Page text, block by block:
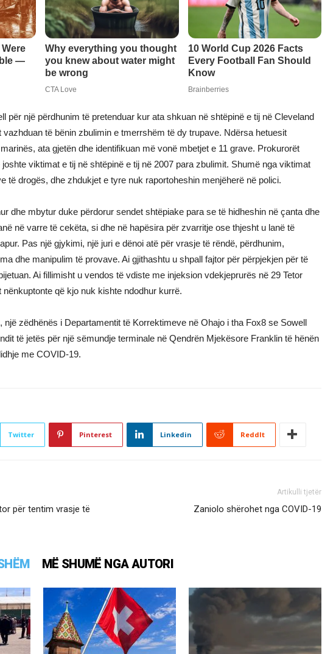
për një përdhunim të pretenduar kur ata shkuan në shtëpinë e tij në Cleveland
vazhduan të bënin zbulimin e tmerrshëm të dy trupave. Ndërsa hetuesit
ata gjetën dhe identifikuan më vonë mbetjet e 11 grave. Prokurorët
viktimat e tij në shtëpinë e tij në 2007 para zbulimit. Shumë nga viktimat
të drogës, dhe zhdukjet e tyre nuk raportoheshin menjëherë në polici.
dhe mbytur duke përdorur sendet shtëpiake para se të hidheshin në çanta dhe
në varre të cekëta, si dhe në hapësira për zvarritje ose thjesht u lanë të
Pas një gjykimi, një juri e dënoi atë për vrasje të rëndë, përdhunim,
dhe manipulim të provave. Ai gjithashtu u shpall fajtor për përpjekjen për të
Ai fillimisht u vendos të vdiste me injeksion vdekjeprurës në 29 Tetor
nënkuptonte që kjo nuk kishte ndodhur kurrë.
një zëdhënës i Departamentit të Korrektimeve në Ohajo i tha Fox8 se Sowell
të jetës për një sëmundje terminale në Qendrën Mjekësore Franklin të hënën
me COVID-19.
Twitter Pinterest Linkedin ReddIt
për tentim vrasje të
Artikulli tjetër
Zaniolo shërohet nga COVID-19
MË SHUMË NGA AUTORI